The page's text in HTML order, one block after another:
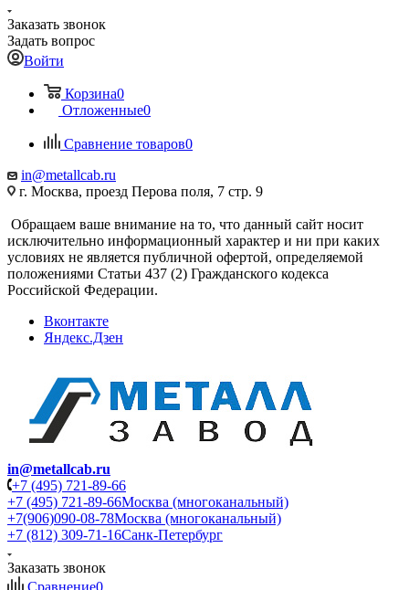
Заказать звонок
Задать вопрос
Войти
Корзина0
Отложенные0
Сравнение товаров0
in@metallcab.ru
г. Москва, проезд Перова поля, 7 стр. 9
Обращаем ваше внимание на то, что данный сайт носит
исключительно информационный характер и ни при каких
условиях не является публичной офертой, определяемой
положениями Статьи 437 (2) Гражданского кодекса
Российской Федерации.
Вконтакте
Яндекс.Дзен
in@metallcab.ru
+7 (495) 721-89-66
+7 (495) 721-89-66Москва (многоканальный)
+7(906)090-08-78Москва (многоканальный)
+7 (812) 309-71-16Санк-Петербург
Заказать звонок
Сравнение0